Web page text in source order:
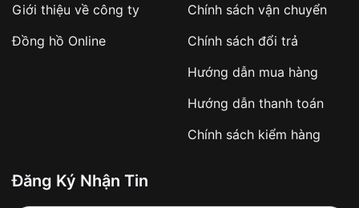
hàng
Số tiền còn lại thanh toán khi nhận hàng hoặc
✔️ Đảm bảo xử lý đơn hàng nhanh chóng
✔️ Hạn chế tình trạng hủy đơn không mong
Từ khóa SEO:
Giới thiệu về công ty
Đồng hồ Online
Chính sách vận chuyển
Chính sách đổi trả
Hướng dẫn mua hàng
Hướng dẫn thanh toán
Chính sách kiểm hàng
Đăng Ký Nhận Tin